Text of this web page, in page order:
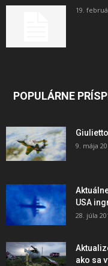
19.
POPULÁRNE
9. mája
USA
28. júla
ako sa